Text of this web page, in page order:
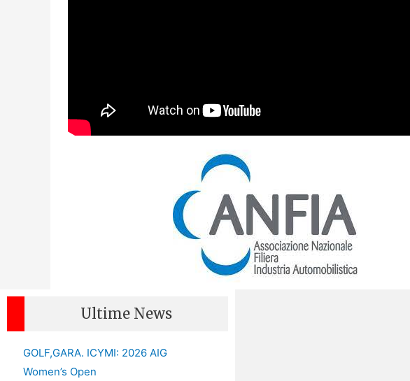
Ultime News
GOLF,GARA. ICYMI: 2026 AIG
Women’s Open